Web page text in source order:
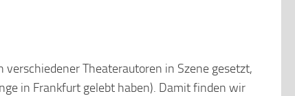
Theaterautoren in Szene gesetzt,
in Frankfurt gelebt haben). Damit finden wir